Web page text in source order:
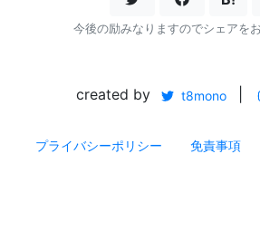
今後の励みなりますのでシェアを
created by t8mono
プライバシーポリシー 免責事項